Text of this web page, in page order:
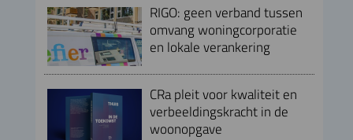
RIGO: geen verband tussen
omvang woningcorporatie
en lokale verankering
CRa pleit voor kwaliteit en
verbeeldingskracht in de
woonopgave